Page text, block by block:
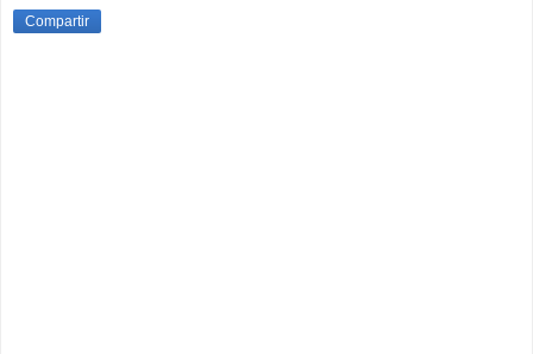
Compartir